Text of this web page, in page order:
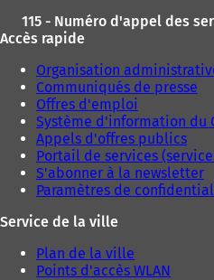
115 - Numéro d'appel des
Accès rapide
Organisation
Communiqués de presse
Offres d'emploi
Système d'information du
Appels d'offres publics
Portail de services
S'abonner à la newsletter
Paramètres de
Service de la ville
Plan de la ville
Points d'accès WLAN